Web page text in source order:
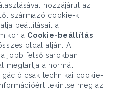
hozzájárul az
származó cookie-k
beállításait a
a Cookie-beállítás
oldal alján. A
jobb felső sarokban
megtartja a normál
csak technikai cookie-
tekintse meg az